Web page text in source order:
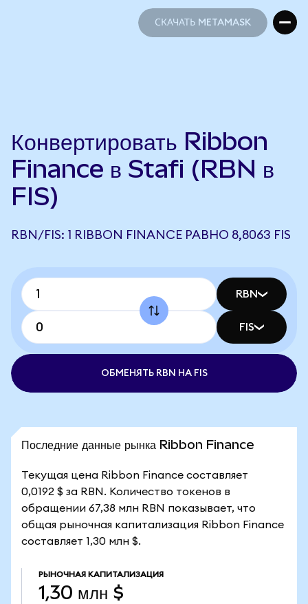
СКАЧАТЬ METAMASK
Конвертировать Ribbon
Finance в Stafi (RBN в
FIS)
RBN/FIS: 1 RIBBON FINANCE РАВНО 8,8063 FIS
RBN
FIS
ОБМЕНЯТЬ RBN НА FIS
Последние данные рынка Ribbon Finance
Текущая цена Ribbon Finance составляет
0,0192 $ за RBN. Количество токенов в
обращении 67,38 млн RBN показывает, что
общая рыночная капитализация Ribbon Finance
составляет 1,30 млн $.
РЫНОЧНАЯ КАПИТАЛИЗАЦИЯ
1,30 млн $